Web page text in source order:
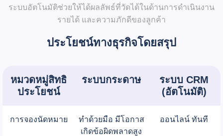
ระบบอัตโนมัติช่วยให้ได้ผลลัพธ์ที่วัดได้ในด้านการดำเนินงาน
รายได้ และความภักดีของลูกค้า
ประโยชน์ทางธุรกิจโดยสรุป
หมวดหมู่สิทธิ
ประโยชน์
ระบบกระดาษ
ระบบ CRM
(อัตโนมัติ)
การจองนัดหมาย
ทำด้วยมือ มีโอกาส
เกิดข้อผิดพลาดสูง
ออนไลน์ ทันที